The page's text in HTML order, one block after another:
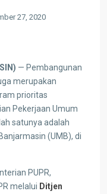
27, 2020
— Pembangunan
merupakan
prioritas
Pekerjaan Umum
satunya adalah
(UMB), di
PUPR,
melalui Ditjen